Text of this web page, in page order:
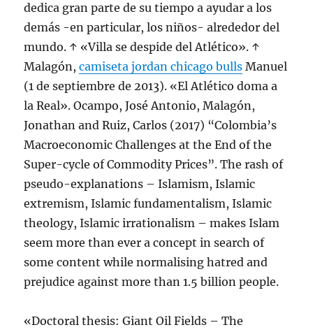
dedica gran parte de su tiempo a ayudar a los
demás -en particular, los niños- alrededor del
mundo. ↑ «Villa se despide del Atlético». ↑
Malagón,camiseta jordan chicago bulls Manuel
(1 de septiembre de 2013). «El Atlético doma a
la Real». Ocampo, José Antonio, Malagón,
Jonathan and Ruiz, Carlos (2017) “Colombia’s
Macroeconomic Challenges at the End of the
Super-cycle of Commodity Prices”. The rash of
pseudo-explanations – Islamism, Islamic
extremism, Islamic fundamentalism, Islamic
theology, Islamic irrationalism – makes Islam
seem more than ever a concept in search of
some content while normalising hatred and
prejudice against more than 1.5 billion people.
«Doctoral thesis: Giant Oil Fields – The